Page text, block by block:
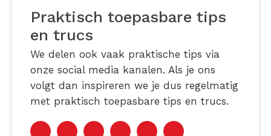
Praktisch toepasbare tips
en trucs
We delen ook vaak praktische tips via
onze social media kanalen. Als je ons
volgt dan inspireren we je dus regelmatig
met praktisch toepasbare tips en trucs.